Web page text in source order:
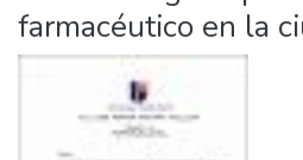
farmacéutico en la